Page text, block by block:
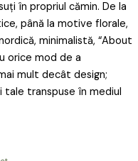
în propriul cămin. De la
până la motive florale,
minimalistă, “About
orice mod de a
mult decât design;
transpuse în mediul